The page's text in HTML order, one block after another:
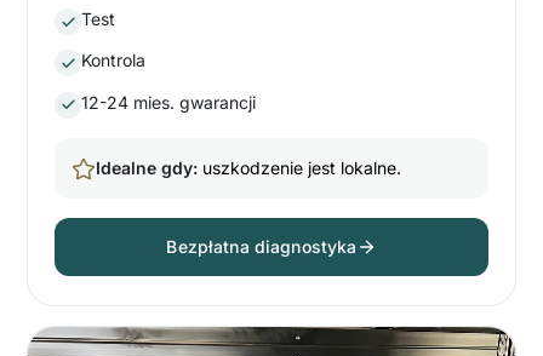
Test
Kontrola
12-24 mies. gwarancji
Idealne gdy: uszkodzenie jest lokalne.
Bezpłatna diagnostyka